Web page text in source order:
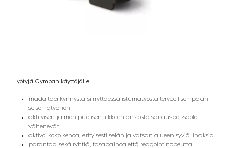
Hyötyjä Gymban käyttäjälle:
madaltaa kynnystä siirryttäessä istumatyöstä terveellisempään
seisomatyöhön
aktiivisen ja monipuolisen liikkeen ansiosta sairauspoissaolot
vähenevät
aktivoi koko kehoa, erityisesti selän ja vatsan alueen syviä lihaksia
parantaa sekä ryhtiä, tasapainoa että reagointinopeutta